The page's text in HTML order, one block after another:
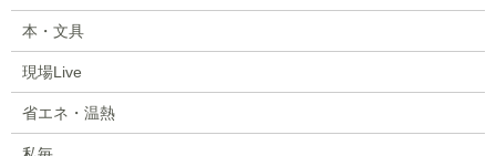
本・文具
現場Live
省エネ・温熱